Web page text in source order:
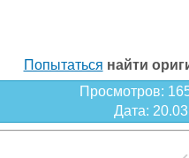
Попытаться найти
Просмотров:
Дата: